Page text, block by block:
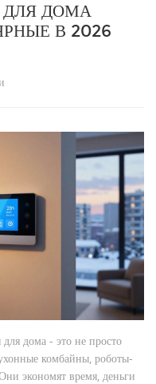
ДЛЯ ДОМА
В 2026
дома - это не просто
комбайны, роботы-
экономят время, деньги